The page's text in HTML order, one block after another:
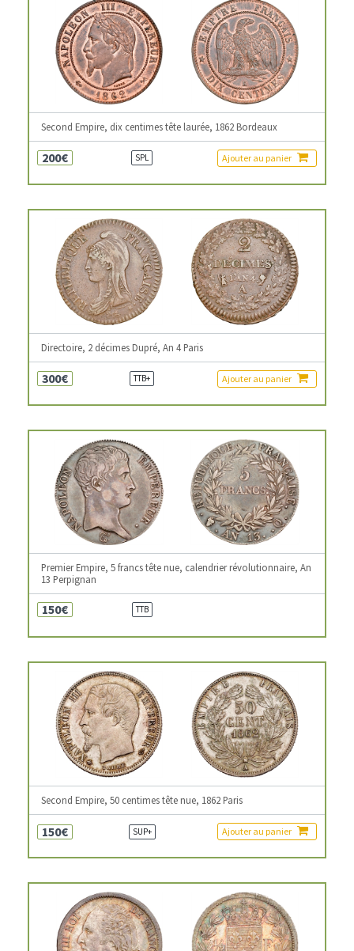
Second Empire, dix centimes tête laurée, 1862 Bordeaux
200€ SPL Ajouter au panier
Directoire, 2 décimes Dupré, An 4 Paris
300€ TTB+ Ajouter au panier
Premier Empire, 5 francs tête nue, calendrier révolutionnaire, An
13 Perpignan
150€ TTB
Second Empire, 50 centimes tête nue, 1862 Paris
150€ SUP+ Ajouter au panier